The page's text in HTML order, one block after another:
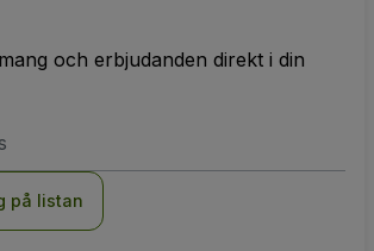
och erbjudanden direkt i din
på listan